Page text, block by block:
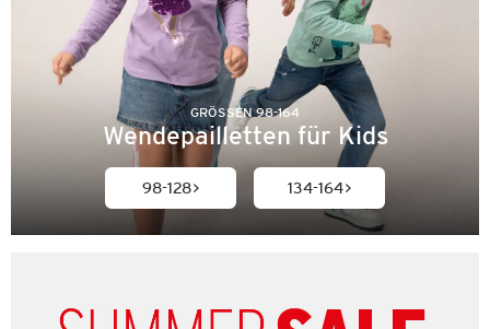
GRÖSSEN 98-164
Wendepailletten für Kids
98-128 134-164